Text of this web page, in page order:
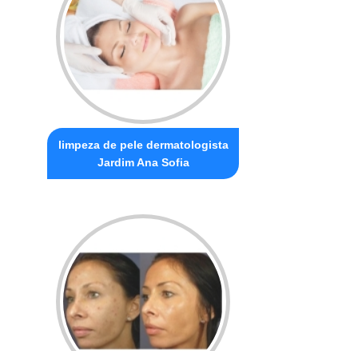
limpeza de pele dermatologista
Jardim Ana Sofia